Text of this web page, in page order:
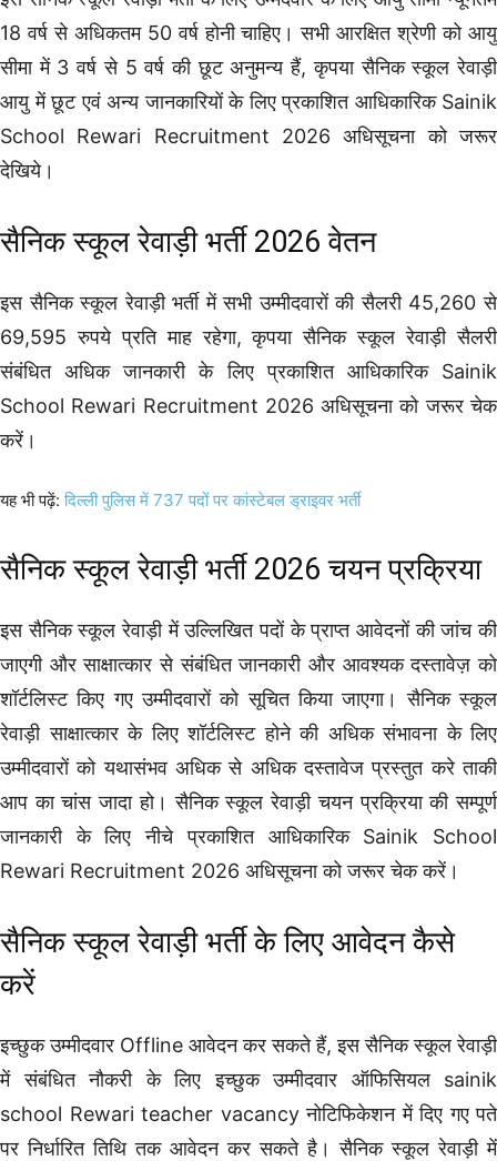
18 वर्ष से अधिकतम 50 वर्ष होनी चाहिए। सभी आरक्षित श्रेणी को आयु
सीमा में 3 वर्ष से 5 वर्ष की छूट अनुमन्य हैं, कृपया सैनिक स्कूल रेवाड़ी
आयु में छूट एवं अन्य जानकारियों के लिए प्रकाशित आधिकारिक Sainik
School Rewari Recruitment 2026 अधिसूचना को जरूर
देखिये।
सैनिक स्कूल रेवाड़ी भर्ती 2026 वेतन
इस सैनिक स्कूल रेवाड़ी भर्ती में सभी उम्मीदवारों की सैलरी 45,260 से
69,595 रुपये प्रति माह रहेगा, कृपया सैनिक स्कूल रेवाड़ी सैलरी
संबंधित अधिक जानकारी के लिए प्रकाशित आधिकारिक Sainik
School Rewari Recruitment 2026 अधिसूचना को जरूर चेक
करें।
यह भी पढ़ें:दिल्ली पुलिस में 737 पदों पर कांस्टेबल ड्राइवर भर्ती
सैनिक स्कूल रेवाड़ी भर्ती 2026 चयन प्रक्रिया
इस सैनिक स्कूल रेवाड़ी में उल्लिखित पदों के प्राप्त आवेदनों की जांच की
जाएगी और साक्षात्कार से संबंधित जानकारी और आवश्यक दस्तावेज़ को
शॉर्टलिस्ट किए गए उम्मीदवारों को सूचित किया जाएगा। सैनिक स्कूल
रेवाड़ी साक्षात्कार के लिए शॉर्टलिस्ट होने की अधिक संभावना के लिए
उम्मीदवारों को यथासंभव अधिक से अधिक दस्तावेज प्रस्तुत करे ताकी
आप का चांस जादा हो। सैनिक स्कूल रेवाड़ी चयन प्रक्रिया की सम्पूर्ण
जानकारी के लिए नीचे प्रकाशित आधिकारिक Sainik School
Rewari Recruitment 2026 अधिसूचना को जरूर चेक करें।
सैनिक स्कूल रेवाड़ी भर्ती के लिए आवेदन कैसे
करें
इच्छुक उम्मीदवार Offline आवेदन कर सकते हैं, इस सैनिक स्कूल रेवाड़ी
में संबंधित नौकरी के लिए इच्छुक उम्मीदवार ऑफिसियल sainik
school Rewari teacher vacancy नोटिफिकेशन में दिए गए पते
पर निर्धारित तिथि तक आवेदन कर सकते है। सैनिक स्कूल रेवाड़ी में